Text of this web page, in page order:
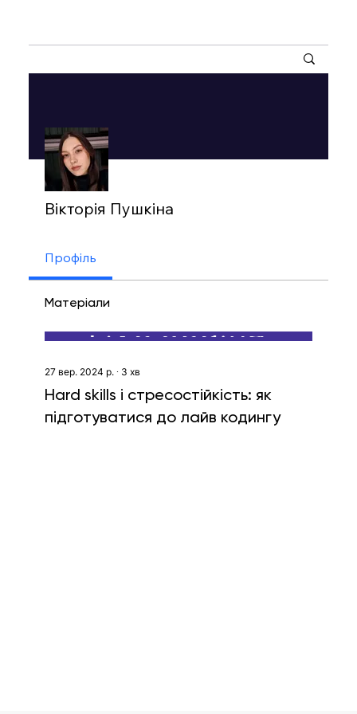
Вікторія Пушкіна
Профіль
Матеріали
27 вер. 2024 р. ∙ 3 хв
Hard skills і стресостійкість: як
підготуватися до лайв кодингу